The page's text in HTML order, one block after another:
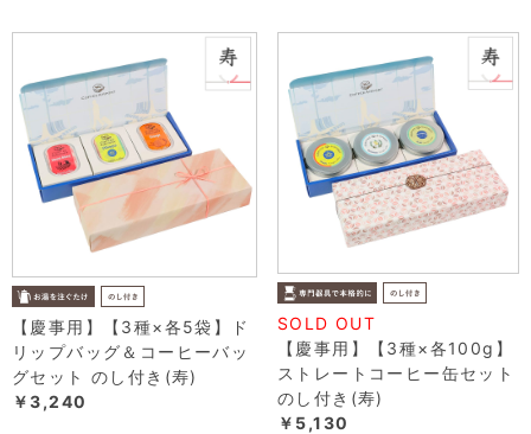
【慶事用】【3種×各5袋】ド
リップバッグ＆コーヒーバッ
グセット のし付き(寿)
￥3,240
SOLD OUT
【慶事用】【3種×各100g】
ストレートコーヒー缶セット
のし付き(寿)
￥5,130